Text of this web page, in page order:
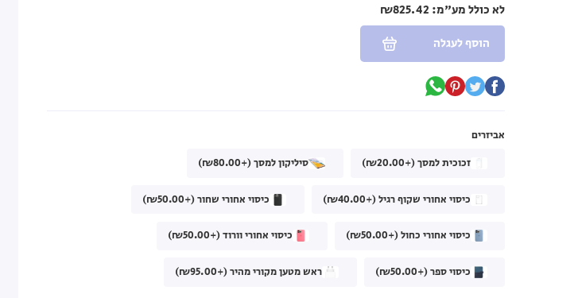
לא כולל מע"מ:
הוסף לעגלה
אביזרים
זכוכית למסך (+₪20.00)
סיליקון למסך (+₪80.00)
כיסוי אחורי שקוף רגיל (+₪40.00) כיסוי אחורי שחור (+₪50.00)
כיסוי אחורי כחול (+₪50.00) כיסוי אחורי וורוד (+₪50.00)
כיסוי ספר (+₪50.00) ראש מטען מקורי מהיר (+₪95.00)